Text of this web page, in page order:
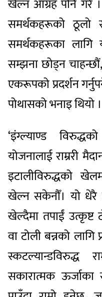
खेल्न आग्रह पनि गरे ।
समर्थकहरूको ठूलो
समर्थकहरूका लागि
सम्झना छोड्न
एकरूपको प्रदर्शन
पोथासको भनाइ थियो ।
‘इंग्ल्याण्ड
योजनालाई राम्ररी
इटालीविरुद्धको
खेल्न सकेनौँ। यो धेरै
खेल्दैमा तपाईं उत्कृष्ट
वा टोली बन्नको लागि
स्कटल्यान्डविरुद्ध
सकारात्मक ऊर्जाका